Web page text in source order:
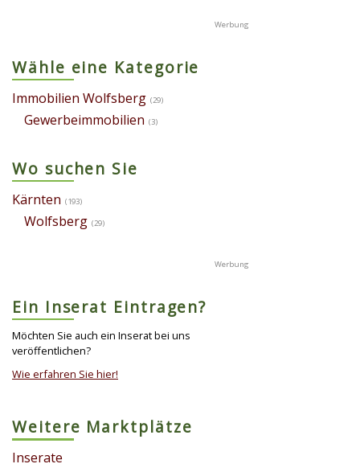
Wähle eine Kategorie
Immobilien Wolfsberg (29)
Gewerbeimmobilien (3)
Wo suchen Sie
Kärnten (193)
Wolfsberg (29)
Ein Inserat Eintragen?
Möchten Sie auch ein Inserat bei uns
veröffentlichen?
Wie erfahren Sie hier!
Weitere Marktplätze
Inserate